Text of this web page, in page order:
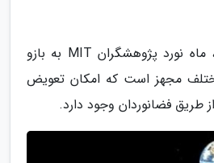
به گزارش اخبار ورزشی، ماه نورد پژوهشگران MIT به بازو
مجهز است که امکان تعویض
طریق فضانوردان وجود دارد.